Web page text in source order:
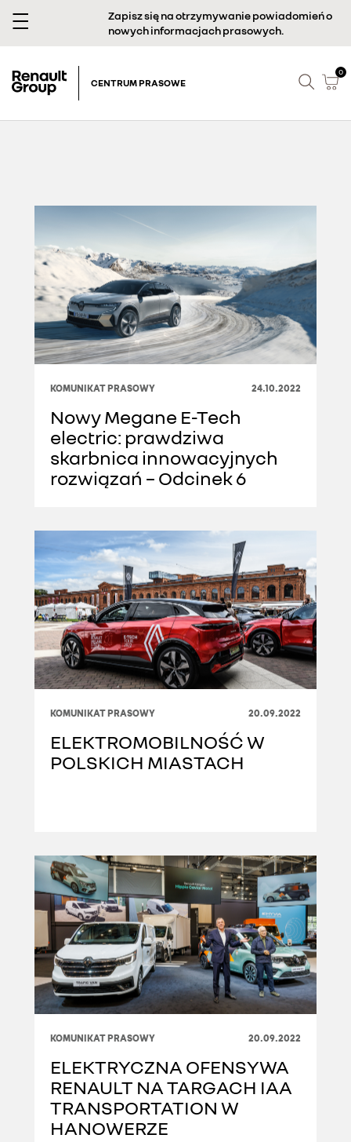
Zapisz się na otrzymywanie powiadomień o
nowych informacjach prasowych.
CENTRUM PRASOWE
0
KOMUNIKAT PRASOWY 24.10.2022
Nowy Megane E-Tech
electric: prawdziwa
skarbnica innowacyjnych
rozwiązań – Odcinek 6
KOMUNIKAT PRASOWY 20.09.2022
ELEKTROMOBILNOŚĆ W
POLSKICH MIASTACH
KOMUNIKAT PRASOWY 20.09.2022
ELEKTRYCZNA OFENSYWA
RENAULT NA TARGACH IAA
TRANSPORTATION W
HANOWERZE